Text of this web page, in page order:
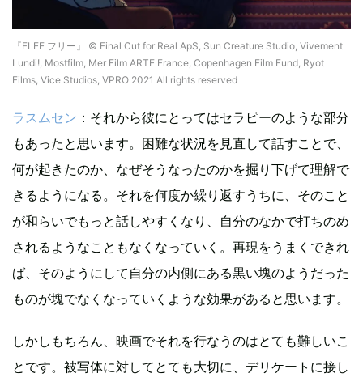
『FLEE フリー』 © Final Cut for Real ApS, Sun Creature Studio, Vivement
Lundi!, Mostfilm, Mer Film ARTE France, Copenhagen Film Fund, Ryot
Films, Vice Studios, VPRO 2021 All rights reserved
ラスムセン ：それから彼にとってはセラピーのような部分
もあったと思います。困難な状況を見直して話すことで、
何が起きたのか、なぜそうなったのかを掘り下げて理解で
きるようになる。それを何度か繰り返すうちに、そのこと
が和らいでもっと話しやすくなり、自分のなかで打ちのめ
されるようなこともなくなっていく。再現をうまくできれ
ば、そのようにして自分の内側にある黒い塊のようだった
ものが塊でなくなっていくような効果があると思います。
しかしもちろん、映画でそれを行なうのはとても難しいこ
とです。被写体に対してとても大切に、デリケートに接し